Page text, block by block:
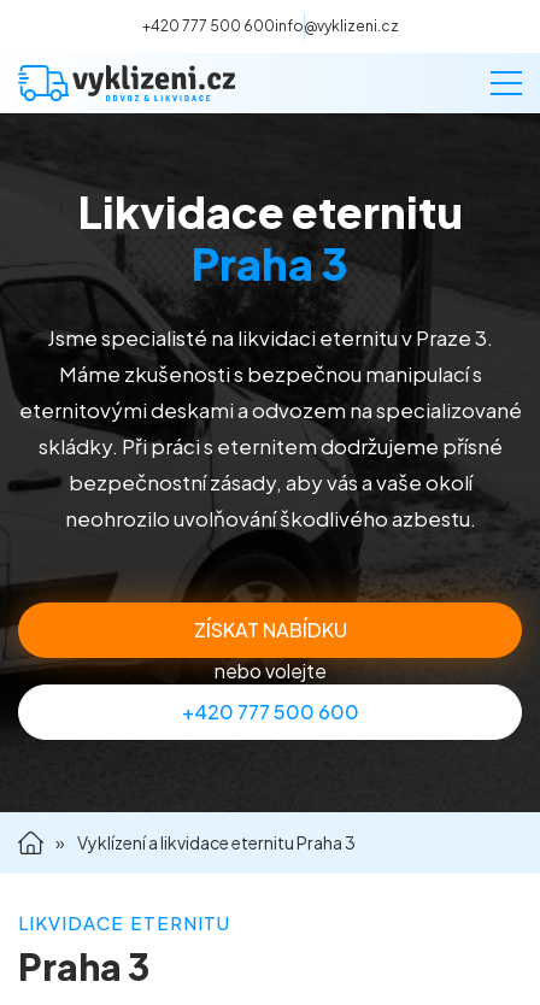
+420 777 500 600info@vyklizeni.cz
Vyklízení
Stěhování
Malování
Deratizace a dezinsekce
Úklid
Příprava nemovitostí na prodej
Likvidace eternitu
Praha 3
Jsme specialisté na likvidaci eternitu v Praze 3.
Máme zkušenosti s bezpečnou manipulací s
eternitovými deskami a odvozem na specializované
skládky. Při práci s eternitem dodržujeme přísné
bezpečnostní zásady, aby vás a vaše okolí
neohrozilo uvolňování škodlivého azbestu.
ZÍSKAT NABÍDKU
nebo volejte
+420 777 500 600
» Vyklízení a likvidace eternitu Praha 3
LIKVIDACE ETERNITU
Praha 3